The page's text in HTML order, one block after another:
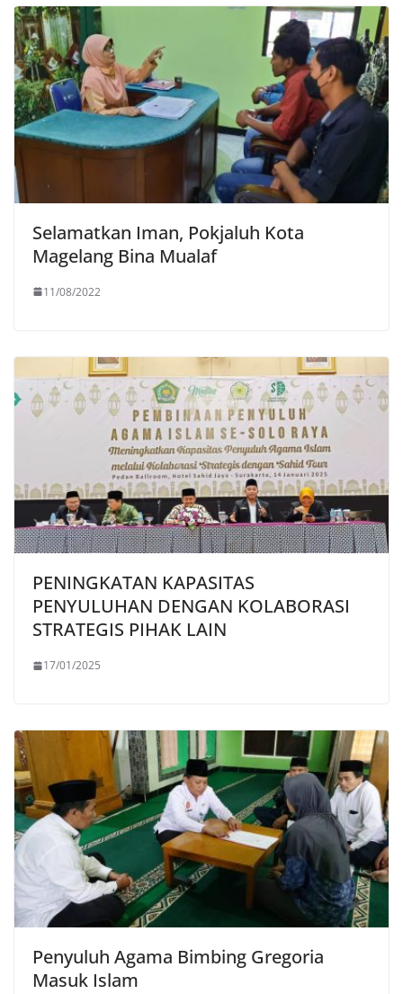
Selamatkan Iman, Pokjaluh Kota
Magelang Bina Mualaf
11/08/2022
PENINGKATAN KAPASITAS
PENYULUHAN DENGAN KOLABORASI
STRATEGIS PIHAK LAIN
17/01/2025
Penyuluh Agama Bimbing Gregoria
Masuk Islam